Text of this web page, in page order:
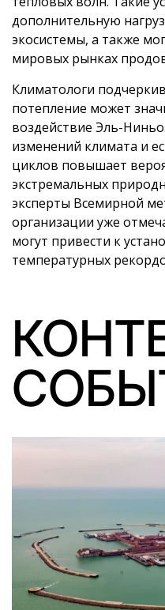
дополнительную
экосистемы, а также
мировых рынках
Климатологи
потепление может
воздействие Эль-
изменений климата и
циклов повышает
экстремальных
эксперты Всемирной
организации уже
могут привести к
температурных